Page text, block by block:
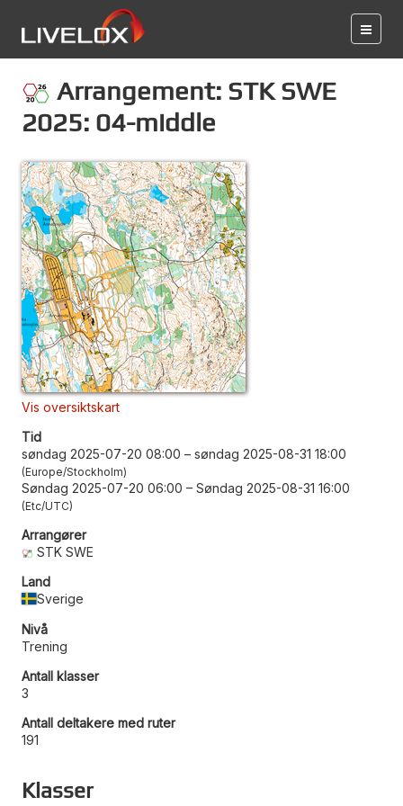
Arrangement: STK SWE
2025: 04-middle
Vis oversiktskart
Tid
søndag 2025-07-20 08:00 – søndag 2025-08-31 18:00
Europe/Stockholm
Søndag 2025-07-20 06:00 – Søndag 2025-08-31 16:00
Etc/UTC
Arrangører
STK SWE
Land
Sverige
Nivå
Trening
Antall klasser
3
Antall deltakere med ruter
191
Klasser